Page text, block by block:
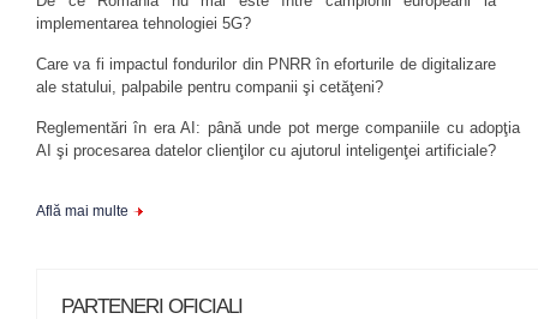
implementarea tehnologiei 5G?
Care va fi impactul fondurilor din PNRR în eforturile de digitalizare
ale statului, palpabile pentru companii şi cetăţeni?
Reglementări în era AI: până unde pot merge companiile cu adopţia
AI şi procesarea datelor clienţilor cu ajutorul inteligenţei artificiale?
Află mai multe
PARTENERI OFICIALI